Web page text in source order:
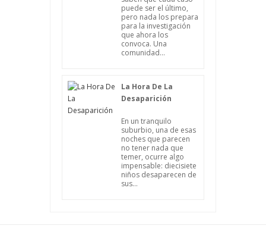
puede ser el último,
pero nada los prepara
para la investigación
que ahora los
convoca. Una
comunidad...
La Hora De La
Desaparición
En un tranquilo
suburbio, una de esas
noches que parecen
no tener nada que
temer, ocurre algo
impensable: diecisiete
niños desaparecen de
sus...